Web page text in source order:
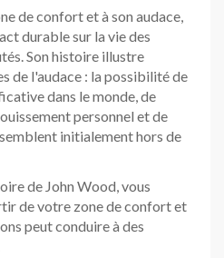
de confort et à son audace,
durable sur la vie des
Son histoire illustre
de l'audace : la possibilité de
dans le monde, de
personnel et de
initialement hors de
de John Wood, vous
de votre zone de confort et
peut conduire à des